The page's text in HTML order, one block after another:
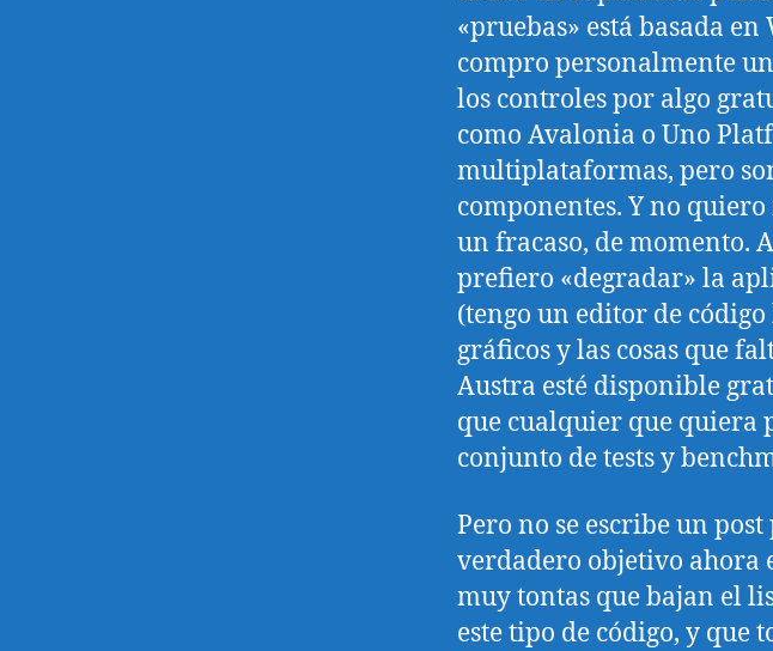
«pruebas» está basada en
compro personalmente
los controles por algo
como Avalonia o Uno
multiplataformas, pero
componentes. Y no
un fracaso, de momento.
prefiero «degradar» la
(tengo un editor de
gráficos y las cosas que
Austra esté disponible
que cualquier que quiera
conjunto de tests y
Pero no se escribe un
verdadero objetivo ahora
muy tontas que bajan el
este tipo de código, y que